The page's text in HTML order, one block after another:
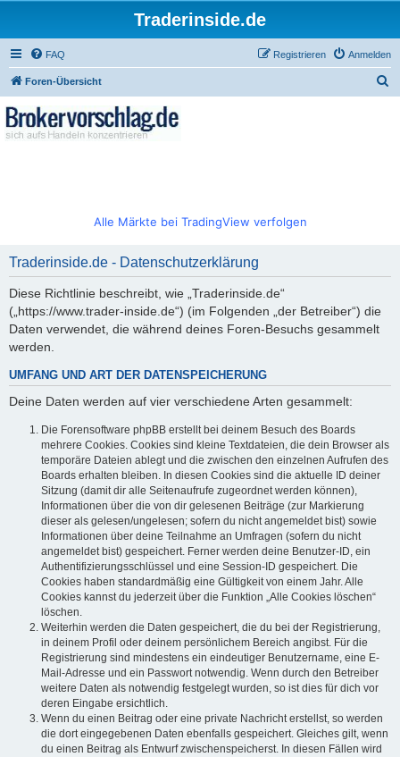
Traderinside.de
FAQ Anmelden
Registrieren
Foren-Übersicht
Alle Märkte bei TradingView verfolgen
Traderinside.de - Datenschutzerklärung
Diese Richtlinie beschreibt, wie „Traderinside.de“
(„https://www.trader-inside.de“) (im Folgenden „der Betreiber“) die
Daten verwendet, die während deines Foren-Besuchs gesammelt
werden.
UMFANG UND ART DER DATENSPEICHERUNG
Deine Daten werden auf vier verschiedene Arten gesammelt:
Die Forensoftware phpBB erstellt bei deinem Besuch des Boards
mehrere Cookies. Cookies sind kleine Textdateien, die dein Browser als
temporäre Dateien ablegt und die zwischen den einzelnen Aufrufen des
Boards erhalten bleiben. In diesen Cookies sind die aktuelle ID deiner
Sitzung (damit dir alle Seitenaufrufe zugeordnet werden können),
Informationen über die von dir gelesenen Beiträge (zur Markierung
dieser als gelesen/ungelesen; sofern du nicht angemeldet bist) sowie
Informationen über deine Teilnahme an Umfragen (sofern du nicht
angemeldet bist) gespeichert. Ferner werden deine Benutzer-ID, ein
Authentifizierungsschlüssel und eine Session-ID gespeichert. Die
Cookies haben standardmäßig eine Gültigkeit von einem Jahr. Alle
Cookies kannst du jederzeit über die Funktion „Alle Cookies löschen“
löschen.
Weiterhin werden die Daten gespeichert, die du bei der Registrierung,
in deinem Profil oder deinem persönlichem Bereich angibst. Für die
Registrierung sind mindestens ein eindeutiger Benutzername, eine E-
Mail-Adresse und ein Passwort notwendig. Wenn durch den Betreiber
weitere Daten als notwendig festgelegt wurden, so ist dies für dich vor
deren Eingabe ersichtlich.
Wenn du einen Beitrag oder eine private Nachricht erstellst, so werden
die dort eingegebenen Daten ebenfalls gespeichert. Gleiches gilt, wenn
du einen Beitrag als Entwurf zwischenspeicherst. In diesen Fällen wird